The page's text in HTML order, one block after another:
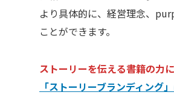
より具体的に、経営理念、
ことができます。
ストーリーを伝える書籍の力
「ストーリーブランディング